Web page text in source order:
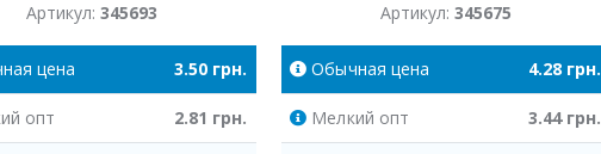
Артикул:345693
цена 3.50 грн.
опт 2.81 грн.
Артикул: 345675
Обычная цена 4.28грн.
Мелкий опт 3.44грн.